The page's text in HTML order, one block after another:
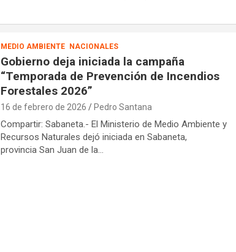
MEDIO AMBIENTE NACIONALES
Gobierno deja iniciada la campaña
“Temporada de Prevención de Incendios
Forestales 2026”
16 de febrero de 2026 Pedro Santana
Compartir: Sabaneta.- El Ministerio de Medio Ambiente y
Recursos Naturales dejó iniciada en Sabaneta,
provincia San Juan de la…